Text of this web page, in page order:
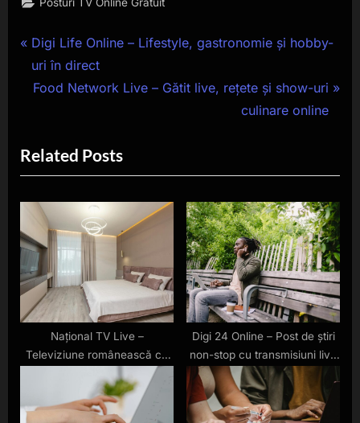
Posturi TV Online Gratuit
Navigare
în
P
r
e
o
u
s
o
s
t
:
Digi Life Online – Lifestyle, gastronomie și hobby-
uri în direct
N
t
P
o
t
:
Food Network Live – Gătit live, rețete și show-uri
culinare online
Related Posts
Național TV Live –
Televiziune românească cu
programe variate, online
Digi 24 Online – Post de știri
non-stop cu transmisiuni live
HD